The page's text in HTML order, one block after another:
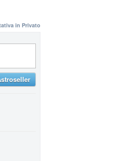
in Privato